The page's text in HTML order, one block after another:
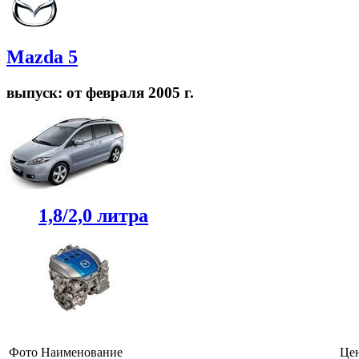
Mazda 5
выпуск: от февраля 2005 г.
1,8/2,0 литра
Фото Наименование